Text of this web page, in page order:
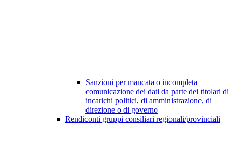
Sanzioni per mancata o incompleta
comunicazione dei dati da parte dei titolari
incarichi politici, di amministrazione, di
direzione o di governo
Rendiconti gruppi consiliari regionali/provinciali